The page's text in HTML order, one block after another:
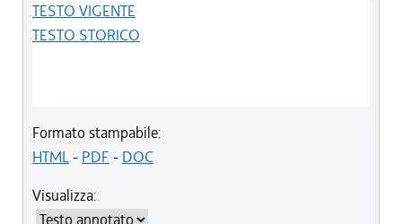
TESTO VIGENTE
TESTO STORICO
Formato stampabile:
HTML- PDF - DOC
Visualizza: